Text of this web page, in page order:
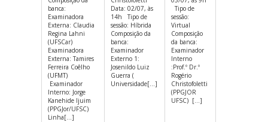
banca:
Examinadora
Externa: Claudia
Regina Lahni
(UFSCar)
Examinadora
Externa: Tamires
Ferreira Coêlho
(UFMT)
Examinador
Interno: Jorge
Kanehide Ijuim
(PPGJor/UFSC)
Linha[...]
Data: 02/07, às
14h Tipo de
sessão: Híbrida
Composição da
banca:
Examinador
Externo 1:
Josenildo Luiz
Guerra (
Universidade[...]
Tipo de
sessão:
Virtual
Composição
da banca:
Examinador
Interno
:Prof.º Dr.º
Rogério
Christofoletti
(PPGJOR
UFSC) [...]